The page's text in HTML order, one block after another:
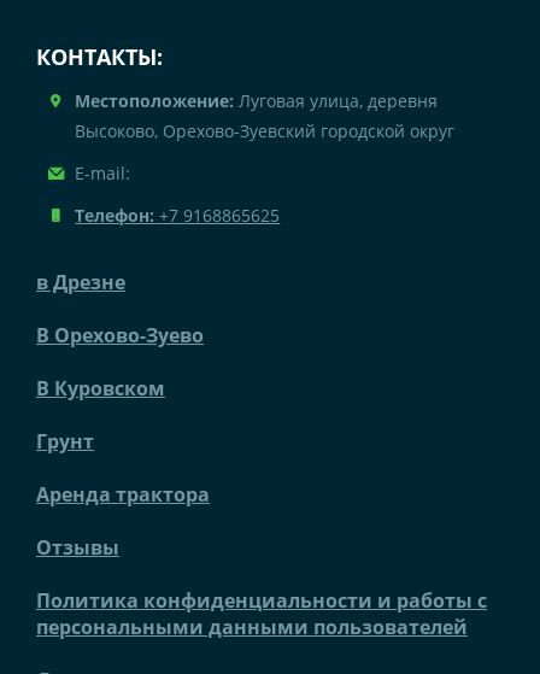
КОНТАКТЫ:
Местоположение: Луговая улица, деревня
Высоково, Орехово-Зуевский городской округ
E-mail:
Телефон: +7 9168865625
в Дрезне
В Орехово-Зуево
В Куровском
Грунт
Аренда трактора
Отзывы
Политика конфиденциальности и работы с
персональными данными пользователей